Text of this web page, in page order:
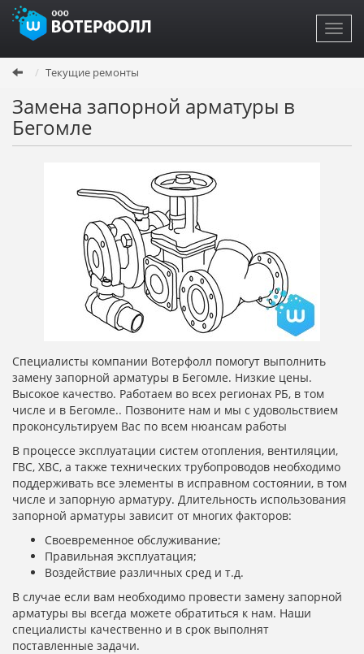
Перейти
основному
содержанию
Текущие ремонты
Замена запорной арматуры в
Бегомле
Специалисты компании Вотерфолл помогут выполнить
замену запорной арматуры в Бегомле. Низкие цены.
Высокое качество. Работаем во всех регионах РБ, в том
числе и в Бегомле.. Позвоните нам и мы с удовольствием
проконсультируем Вас по всем нюансам работы
В процессе эксплуатации систем отопления, вентиляции,
ГВС, ХВС, а также технических трубопроводов необходимо
поддерживать все элементы в исправном состоянии, в том
числе и запорную арматуру. Длительность использования
запорной арматуры зависит от многих факторов:
Своевременное обслуживание;
Правильная эксплуатация;
Воздействие различных сред и т.д.
В случае если вам необходимо провести замену запорной
арматуры вы всегда можете обратиться к нам. Наши
специалисты качественно и в срок выполнят
поставленные задачи.